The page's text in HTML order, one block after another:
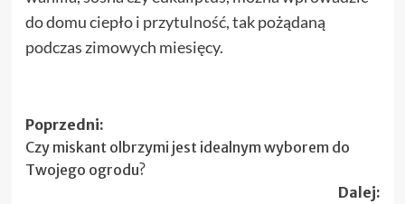
do domu ciepło i przytulność, tak pożądaną
podczas zimowych miesięcy.
Zobacz
wpisy
Poprzedni:
Czy miskant olbrzymi jest idealnym wyborem do
Twojego ogrodu?
Dalej: